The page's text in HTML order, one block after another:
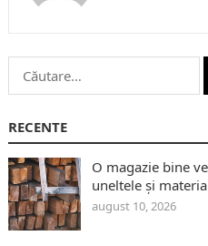
Caută
după:
RECENTE
O magazie bine
uneltele și
august 10, 2026